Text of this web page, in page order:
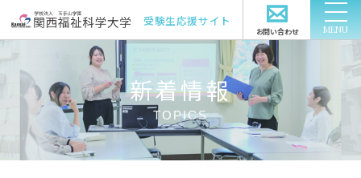
受験生応援サイト
お問い合わせ
アクセス 資料請求
公式サイト
新着情報
TOPICS